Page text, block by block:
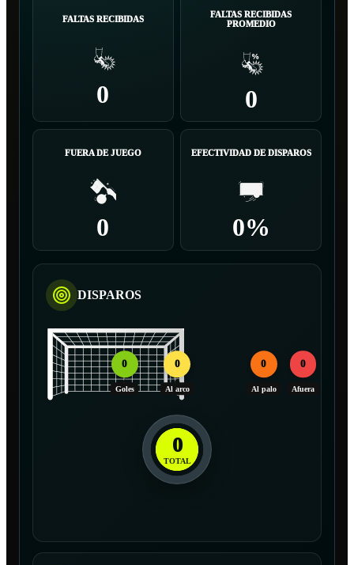
FALTAS RECIBIDAS
0
FALTAS RECIBIDAS
PROMEDIO
0
FUERA DE JUEGO
0
EFECTIVIDAD DE DISPAROS
0%
DISPAROS
0
Goles
0
Al arco
0
Al palo
0
Afuera
0
TOTAL